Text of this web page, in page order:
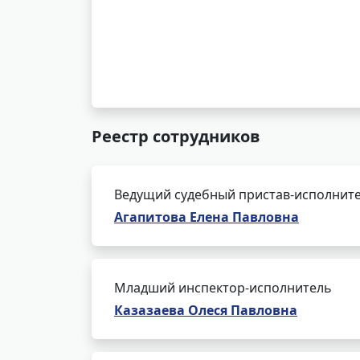
Реестр сотрудников
Ведущий судебный пристав-
Агапитова Елена Павловна
Младший инспектор-исполнитель
Казазаева Олеся Павловна